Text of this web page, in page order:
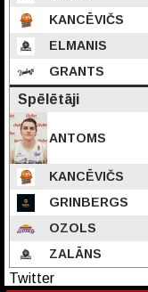
KANCĒVIČS
ELMANIS
GRANTS
Spēlētāji
ANTOMS
KANCĒVIČS
GRINBERGS
OZOLS
ZALĀNS
Twitter